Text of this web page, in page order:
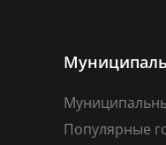
Популярные